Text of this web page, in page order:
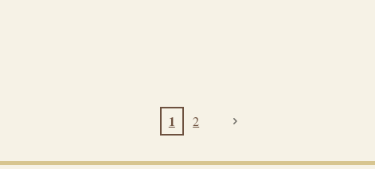
1 2